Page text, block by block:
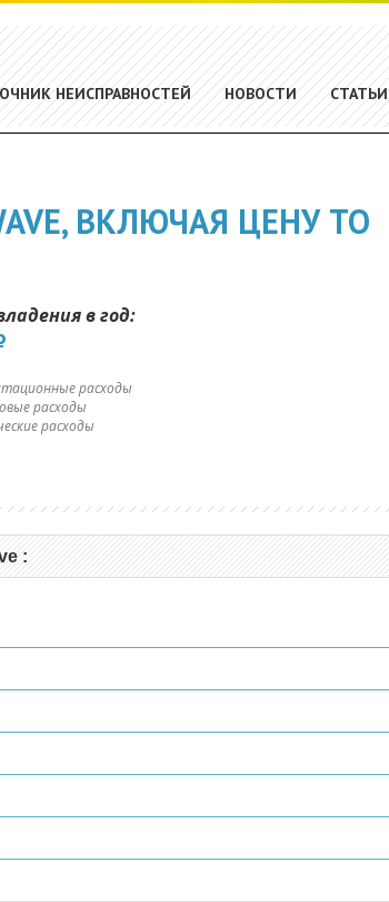
НЕИСПРАВНОСТЕЙ НОВОСТИ СТАТЬИ
ВКЛЮЧАЯ ЦЕНУ ТО
в год:
расходы
расходы
расходы
: